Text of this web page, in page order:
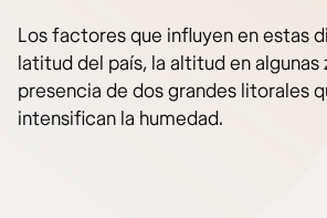
Los factores que influyen en estas
latitud del país, la altitud en algunas
presencia de dos grandes litorales
intensifican la humedad.